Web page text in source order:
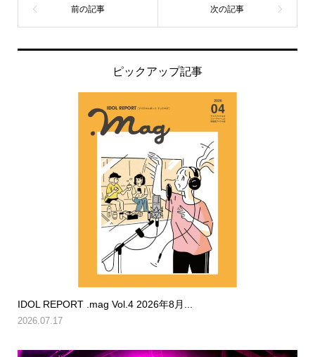
ピックアップ記事
IDOL REPORT .mag Vol.4 2026年8月...
2026.07.17